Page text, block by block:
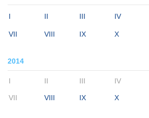
I II III IV
VII VIII IX X
2014
I II III IV
VII VIII IX X